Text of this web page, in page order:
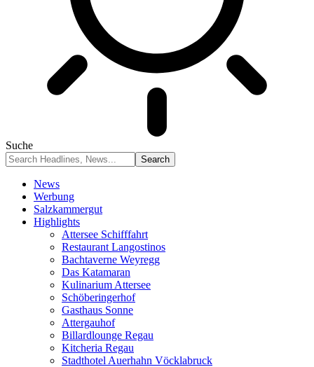
Suche
News
Werbung
Salzkammergut
Highlights
Attersee Schifffahrt
Restaurant Langostinos
Bachtaverne Weyregg
Das Katamaran
Kulinarium Attersee
Schöberingerhof
Gasthaus Sonne
Attergauhof
Billardlounge Regau
Kitcheria Regau
Stadthotel Auerhahn Vöcklabruck